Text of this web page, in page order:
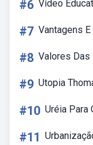
#6 Vídeo
#7 Vantagens
#8 Valores
#9 Utopia
#10 Uréia Para
#11